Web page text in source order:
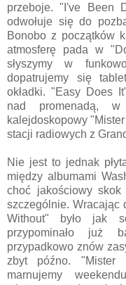
przeboje. "I've Been
odwołuje się do
Bonobo z początków
atmosferę pada w
słyszymy w
dopatrujemy się
okładki. "Easy Does
nad promenadą, w
kalejdoskopowy
stacji radiowych z
Nie jest to jednak
między albumami
choć jakościowy
szczególnie. Wracając
Without" było jak
przypominało już
przypadkowo znów
zbyt późno. "Mister
marnujemy